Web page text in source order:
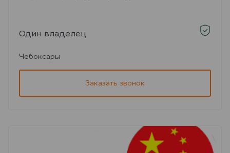
Один владелец
Чебоксары
Заказать звонок